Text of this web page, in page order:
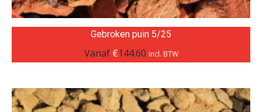
Gebroken puin 5/25
Vanaf €144.60 incl. BTW